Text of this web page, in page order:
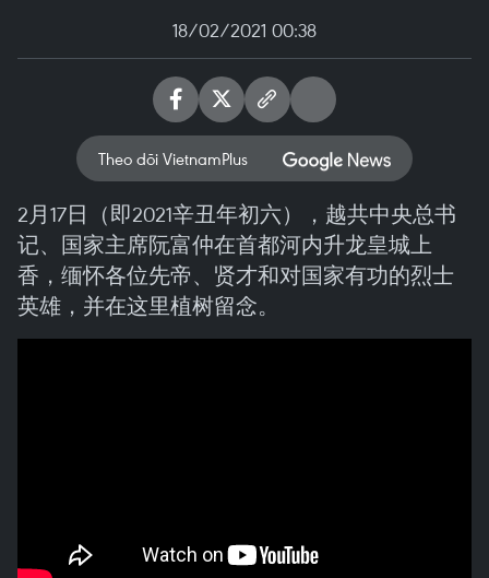
18/02/2021 00:38
Theo dõi VietnamPlus
2月17日（即2021辛丑年初六），越共中央总书
记、国家主席阮富仲在首都河内升龙皇城上
香，缅怀各位先帝、贤才和对国家有功的烈士
英雄，并在这里植树留念。